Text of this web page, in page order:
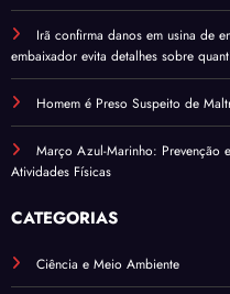
Irã confirma danos em usina de
embaixador evita detalhes sobre
Homem é Preso Suspeito de
Março Azul-Marinho: Prevenção
Atividades Físicas
CATEGORIAS
Ciência e Meio Ambiente